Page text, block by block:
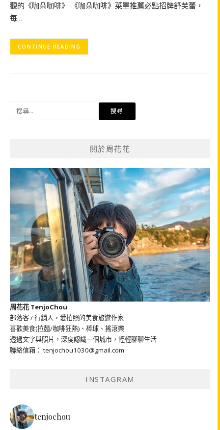
觀的《咖朵咖啡》 《咖朵咖啡》菜單推薦必點招牌舒芙蕾，
每…
CONTINUE READING
關於周花花
周花花 TenjoChou
部落客 / 行銷人，愛拍照的美食旅遊作家
喜歡美食(拉麵/咖啡狂熱)、棒球、搖滾樂
透過文字與照片，深度認識一個城市，輕輕聊聊生活
聯絡信箱： tenjochou1030@gmail.com
INSTAGRAM
tenjochou